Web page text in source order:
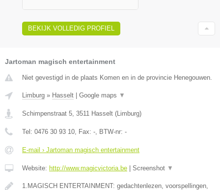
BEKIJK VOLLEDIG PROFIEL
Jartoman magisch entertainment
Niet gevestigd in de plaats Komen en in de provincie Henegouwen.
Limburg » Hasselt | Google maps ▼
Schimpenstraat 5 3511 Hasselt (Limburg)
Tel: 0476 30 93 10 , Fax: - , BTW-nr: -
E-mail › Jartoman magisch entertainment
Website: http://www.magicvictoria.be | Screenshot ▼
1.MAGISCH ENTERTAINMENT: gedachtenlezen, voorspellingen,